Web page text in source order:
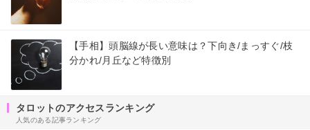
【手相】頭脳線が長い意味は？下向き/まっすぐ/枝
分かれ/月丘など特徴別
タロットのアクセスランキング
人気のある記事ランキング